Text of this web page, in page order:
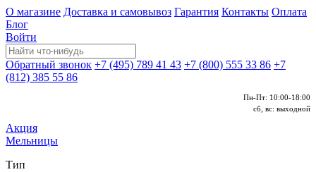
О магазине Доставка и самовывоз Гарантия Контакты Оплата
Блог
Войти
Обратный звонок +7 (495) 789 41 43 +7 (800) 555 33 86 +7
(812) 385 55 86
Пн-Пт: 10:00-18:00
сб, вс: выходной
Акция
Мельницы
Тип